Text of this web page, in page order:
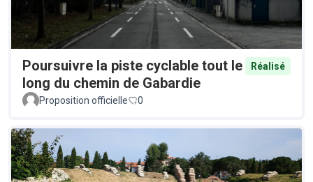
Poursuivre la piste cyclable tout le
long du chemin de Gabardie
Réalisé
Proposition officielle 0